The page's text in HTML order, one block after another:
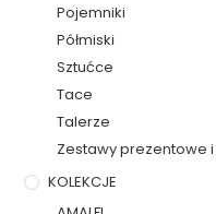
Pojemniki
Półmiski
Sztućce
Tace
Talerze
Zestawy prezentowe i
KOLEKCJE